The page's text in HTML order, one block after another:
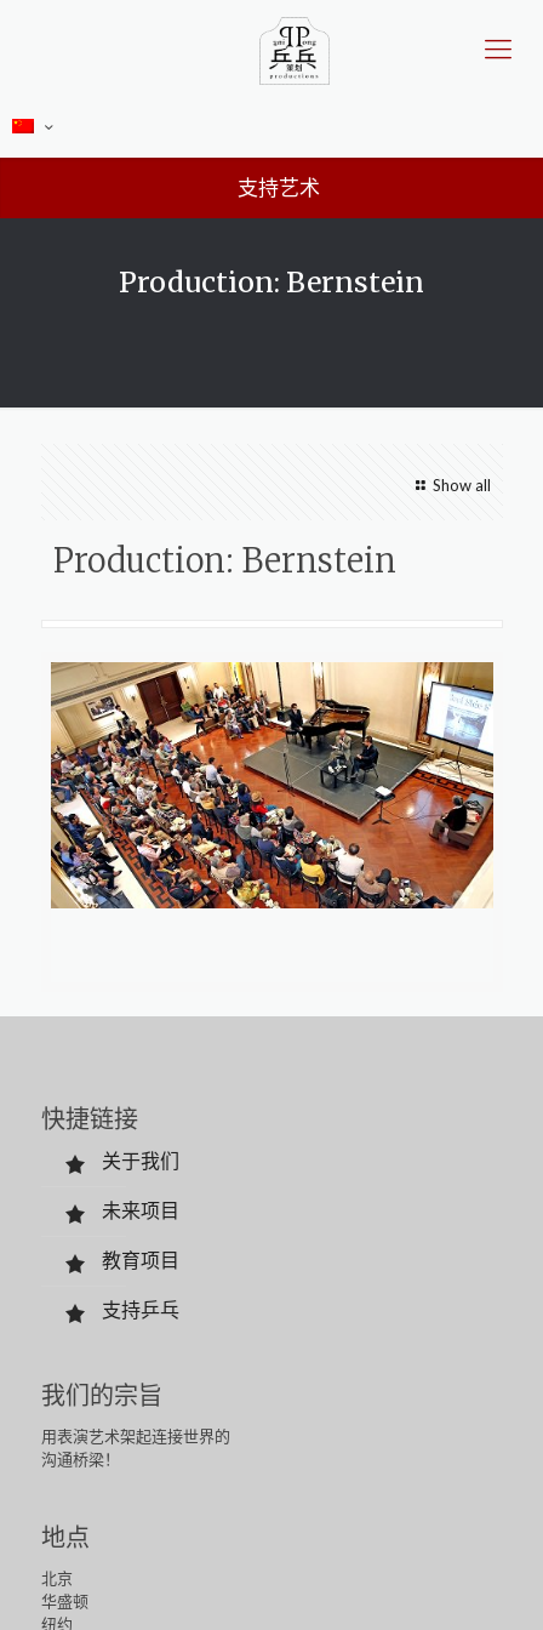
支持艺术
Production: Bernstein
Show all
Production: Bernstein
快捷链接
关于我们
未来项目
教育项目
支持乒乓
我们的宗旨
用表演艺术架起连接世界的
沟通桥梁！
地点
北京
华盛顿
纽约